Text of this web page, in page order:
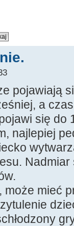
pojawiają
a
się do
najlepiej
mieć